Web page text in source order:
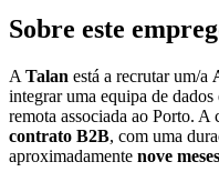
Sobre este
A Talan está a recrutar um/a
integrar uma equipa de
remota associada ao Porto. A
contrato B2B, com uma
aproximadamente nove meses